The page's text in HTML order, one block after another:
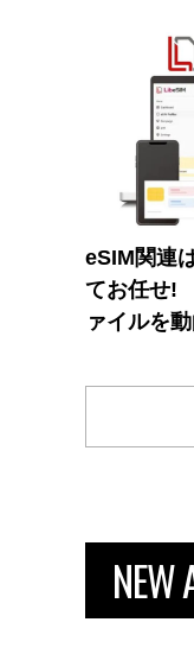
eSIM関連
てお任せ!
ァイルを
NEW